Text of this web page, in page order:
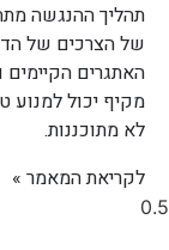
תהליך ההנגשה
של הצרכים של
האתגרים הקיימים
מקיף יכול למנוע
לא מתוכננות.
לקריאת המאמר »